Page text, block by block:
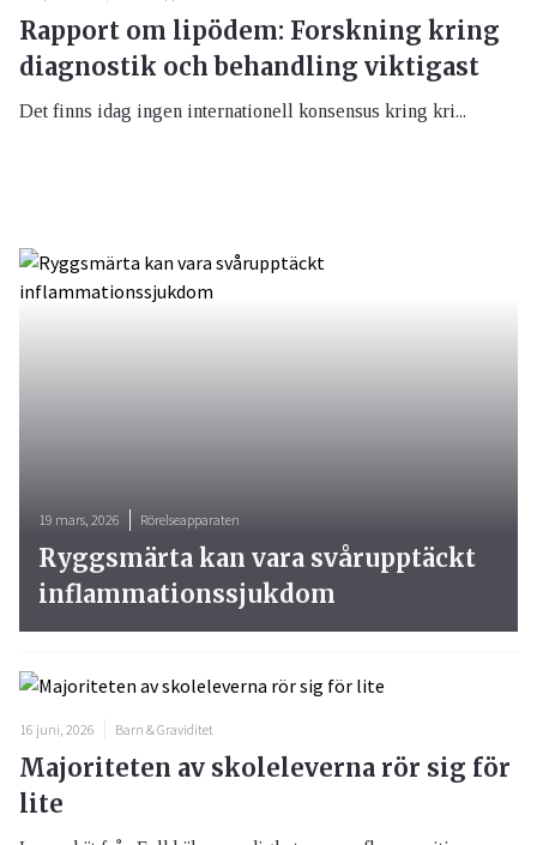
Rapport om lipödem: Forskning kring
diagnostik och behandling viktigast
Det finns idag ingen internationell konsensus kring kri...
16 juni, 2026 Barn & Graviditet
Majoriteten av skoleleverna rör sig för
lite
19 mars, 2026 Rörelseapparaten
Ryggsmärta kan vara svårupptäckt
inflammationssjukdom